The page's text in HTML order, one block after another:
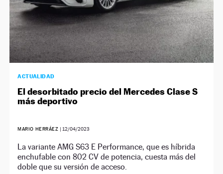
ACTUALIDAD
El desorbitado precio del Mercedes Clase S
más deportivo
MARIO HERRÁEZ | 12/04/2023
La variante AMG S63 E Performance, que es híbrida
enchufable con 802 CV de potencia, cuesta más del
doble que su versión de acceso.